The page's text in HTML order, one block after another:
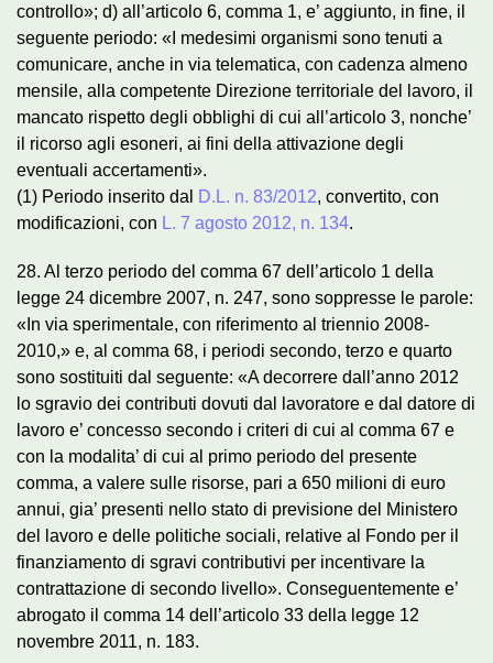
controllo»; d) all’articolo 6, comma 1, e’ aggiunto, in fine, il
seguente periodo: «I medesimi organismi sono tenuti a
comunicare, anche in via telematica, con cadenza almeno
mensile, alla competente Direzione territoriale del lavoro, il
mancato rispetto degli obblighi di cui all’articolo 3, nonche’
il ricorso agli esoneri, ai fini della attivazione degli
eventuali accertamenti».
(1) Periodo inserito dal
D.L. n. 83/2012, convertito, con
modificazioni, con L. 7 agosto 2012, n. 134.
28. Al terzo periodo del comma 67 dell’articolo 1 della
legge 24 dicembre 2007, n. 247, sono soppresse le parole:
«In via sperimentale, con riferimento al triennio 2008-
2010,» e, al comma 68, i periodi secondo, terzo e quarto
sono sostituiti dal seguente: «A decorrere dall’anno 2012
lo sgravio dei contributi dovuti dal lavoratore e dal datore di
lavoro e’ concesso secondo i criteri di cui al comma 67 e
con la modalita’ di cui al primo periodo del presente
comma, a valere sulle risorse, pari a 650 milioni di euro
annui, gia’ presenti nello stato di previsione del Ministero
del lavoro e delle politiche sociali, relative al Fondo per il
finanziamento di sgravi contributivi per incentivare la
contrattazione di secondo livello». Conseguentemente e’
abrogato il comma 14 dell’articolo 33 della legge 12
novembre 2011, n. 183.